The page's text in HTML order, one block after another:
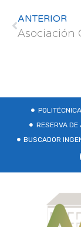
ANTERIOR
RESERVA DE
BUSCADOR